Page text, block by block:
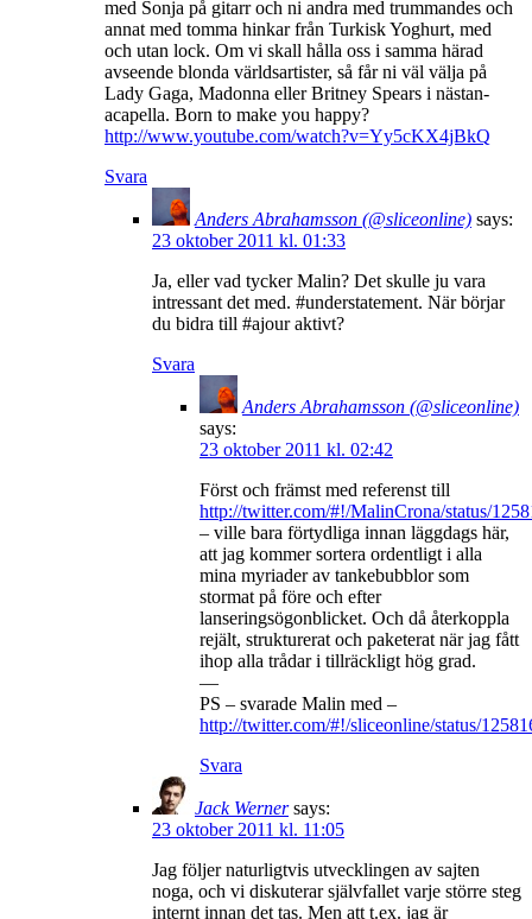
med Sonja på gitarr och ni andra med trummandes och
annat med tomma hinkar från Turkisk Yoghurt, med
och utan lock. Om vi skall hålla oss i samma härad
avseende blonda världsartister, så får ni väl välja på
Lady Gaga, Madonna eller Britney Spears i nästan-
acapella. Born to make you happy?
http://www.youtube.com/watch?v=Yy5cKX4jBkQ
Svara
Anders Abrahamsson (@sliceonline) says:
23 oktober 2011 kl. 01:33
Ja, eller vad tycker Malin? Det skulle ju vara
intressant det med. #understatement. När börjar
du bidra till #ajour aktivt?
Svara
Anders Abrahamsson (@sliceonline)
says:
23 oktober 2011 kl. 02:42
Först och främst med referenst till
http://twitter.com/#!/MalinCrona/status/
– ville bara förtydliga innan läggdags här,
att jag kommer sortera ordentligt i alla
mina myriader av tankebubblor som
stormat på före och efter
lanseringsögonblicket. Och då återkoppla
rejält, strukturerat och paketerat när jag fått
ihop alla trådar i tillräckligt hög grad.
—
PS – svarade Malin med –
http://twitter.com/#!/sliceonline/status/
Svara
Jack Werner says:
23 oktober 2011 kl. 11:05
Jag följer naturligtvis utvecklingen av sajten
noga, och vi diskuterar självfallet varje större steg
internt innan det tas. Men att t.ex. jag är